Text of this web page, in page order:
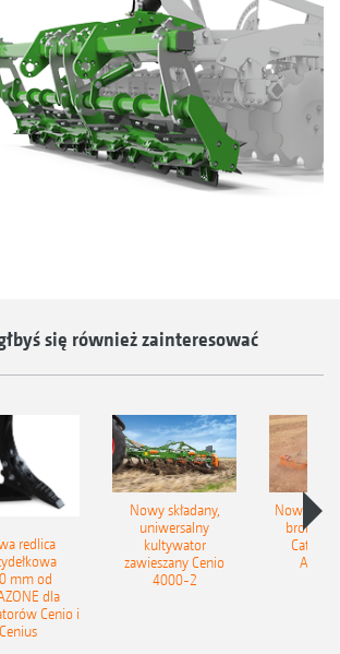
się również zainteresować
redlica
mm od
dla
Cenio i
Cenius
Nowy składany,
uniwersalny
kultywator
zawieszany Cenio
4000-2
Nowe
brony